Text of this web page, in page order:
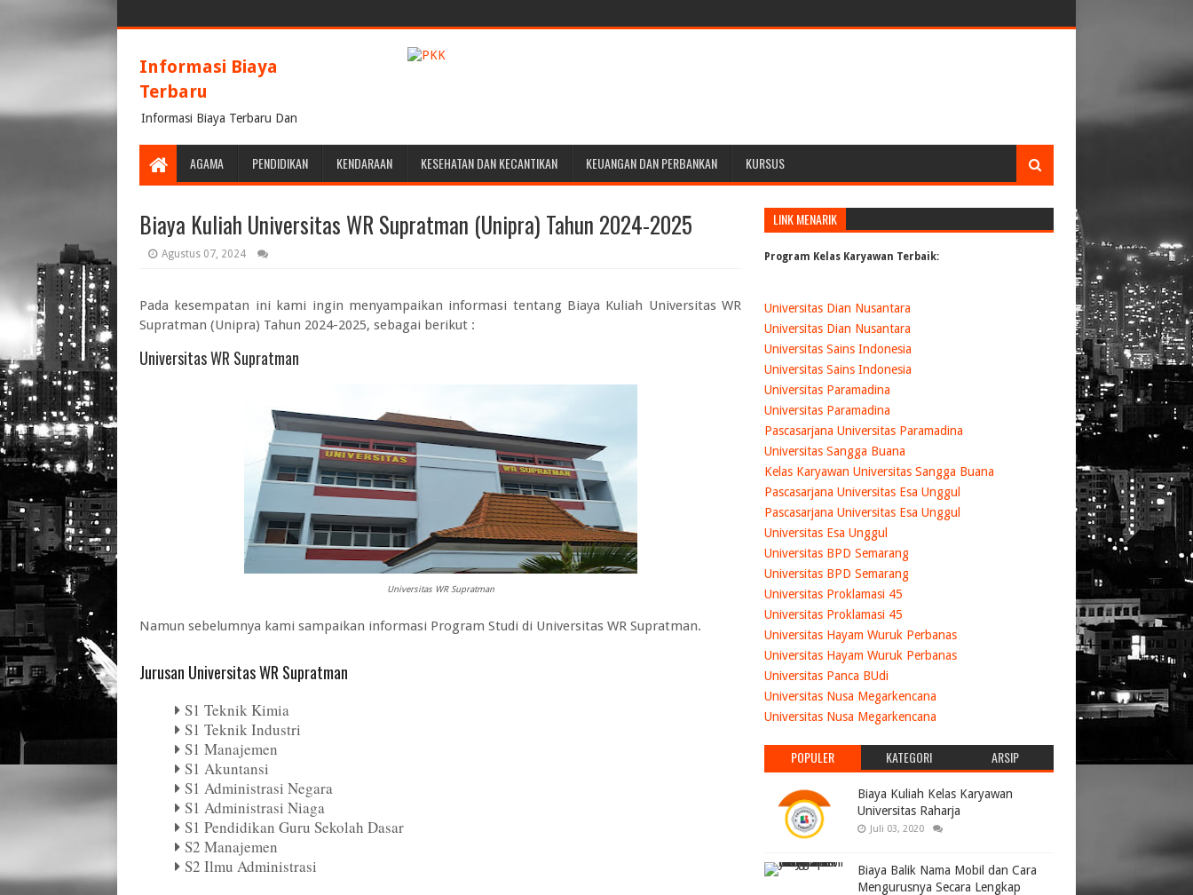
Informasi Biaya
Terbaru
Informasi Biaya Terbaru Dan
AGAMA PENDIDIKAN KENDARAAN KESEHATAN DAN KECANTIKAN KEUANGAN DAN PERBANKAN KURSUS
Biaya Kuliah Universitas WR Supratman (Unipra) Tahun 2024-2025
Agustus 07, 2024
Pada kesempatan ini kami ingin menyampaikan informasi tentang Biaya Kuliah Universitas WR
Supratman (Unipra) Tahun 2024-2025, sebagai berikut :
Universitas WR Supratman
Universitas WR Supratman
Namun sebelumnya kami sampaikan informasi Program Studi di Universitas WR Supratman.
Jurusan Universitas WR Supratman
S1 Teknik Kimia
S1 Teknik Industri
S1 Manajemen
S1 Akuntansi
S1 Administrasi Negara
S1 Administrasi Niaga
S1 Pendidikan Guru Sekolah Dasar
S2 Manajemen
S2 Ilmu Administrasi
LINK MENARIK
Program Kelas Karyawan Terbaik:
Universitas Dian Nusantara
Universitas Dian Nusantara
Universitas Sains Indonesia
Universitas Sains Indonesia
Universitas Paramadina
Universitas Paramadina
Pascasarjana Universitas Paramadina
Universitas Sangga Buana
Kelas Karyawan Universitas Sangga Buana
Pascasarjana Universitas Esa Unggul
Pascasarjana Universitas Esa Unggul
Universitas Esa Unggul
Universitas BPD Semarang
Universitas BPD Semarang
Universitas Proklamasi 45
Universitas Proklamasi 45
Universitas Hayam Wuruk Perbanas
Universitas Hayam Wuruk Perbanas
Universitas Panca BUdi
Universitas Nusa Megarkencana
Universitas Nusa Megarkencana
POPULER KATEGORI ARSIP
Biaya Kuliah Kelas Karyawan
Universitas Raharja
Juli 03, 2020
Biaya Balik Nama Mobil dan Cara
Mengurusnya Secara Lengkap